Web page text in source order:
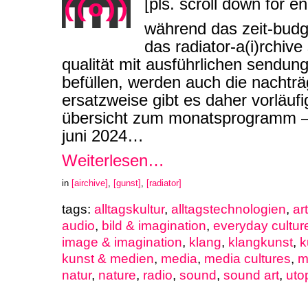
[pls. scroll down for
während das zeit-
das radiator-
qualität mit ausführlichen
befüllen, werden auch die
ersatzweise gibt es daher
übersicht zum monatsprogramm
juni 2024…
Weiterlesen…
in [airchive] , [gunst] , [radiator]
tags: alltagskultur, alltagstechnologien,
audio, bild & imagination, everyday
image & imagination, klang, klangkunst,
kunst & medien, media, media cultures,
natur, nature, radio, sound, sound art,